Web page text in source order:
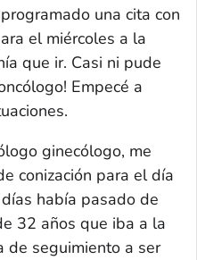
una cita con
el miércoles a la
que ir. Casi ni pude
Empecé a
ginecólogo, me
conización para el día
había pasado de
32 años que iba a la
de seguimiento a ser